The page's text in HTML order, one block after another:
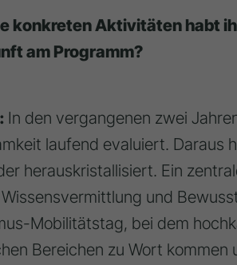
konkreten Aktivitäten habt
am Programm?
In den vergangenen zwei
laufend evaluiert. Daraus
herauskristallisiert. Ein
und
Mobilitätstag, bei dem
Bereichen zu Wort